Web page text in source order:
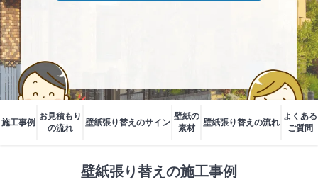
施工事例
お見積もり
の流れ
壁紙張り替えのサイン
壁紙の
素材
壁紙張り替えの流れ
よくある
ご質問
壁紙張り替えの施工事例